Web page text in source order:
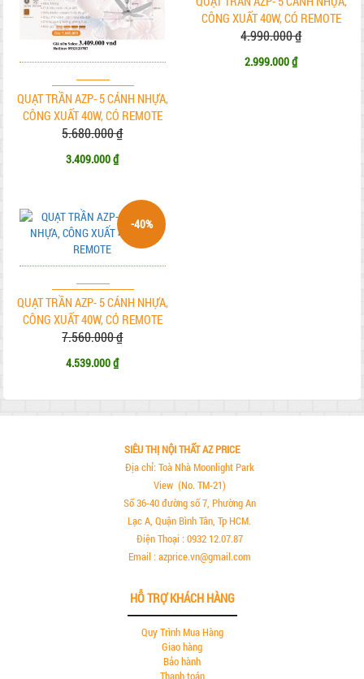
QUẠT TRẦN AZP- 5 CÁNH NHỰA,
CÔNG XUẤT 40W, CÓ REMOTE
5.680.000 ₫
3.409.000 ₫
CÔNG XUẤT 40W, CÓ REMOTE
4.990.000 ₫
2.999.000 ₫
QUẠT TRẦN AZP- 5 CÁNH NHỰA,
CÔNG XUẤT 40W, CÓ REMOTE
7.560.000 ₫
4.539.000 ₫
-40%
SIÊU THỊ NỘI THẤT AZ PRICE
Địa chỉ: Toà Nhà Moonlight Park
View (No. TM-21)
Số 36-40 đường số 7, Phường An
Lạc A, Quận Bình Tân, Tp HCM.
Điện Thoại : 0932 12.07.87
Email : azprice.vn@gmail.com
HỖ TRỢ KHÁCH HÀNG
Quy Trình Mua Hàng
Giao hàng
Bảo hành
Thanh toán